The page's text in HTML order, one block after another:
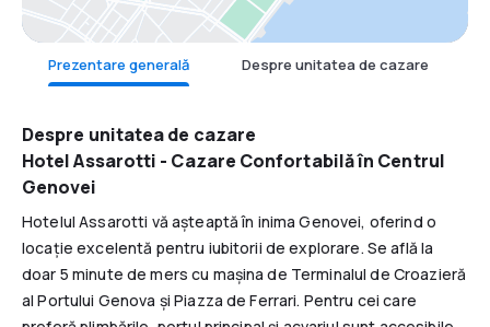
Prezentare generală Despre unitatea de cazare
Despre unitatea de cazare
Hotel Assarotti - Cazare Confortabilă în Centrul
Genovei
Hotelul Assarotti vă așteaptă în inima Genovei, oferind o
locație excelentă pentru iubitorii de explorare. Se află la
doar 5 minute de mers cu mașina de Terminalul de Croazieră
al Portului Genova și Piazza de Ferrari. Pentru cei care